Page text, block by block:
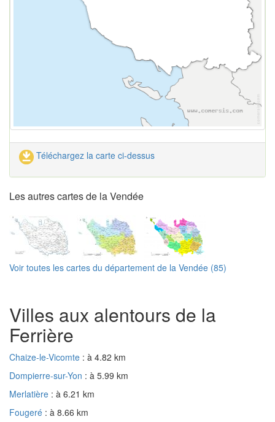
Téléchargez la carte ci-dessus
Les autres cartes de la Vendée
Voir toutes les cartes du département de la Vendée (85)
Villes aux alentours de la
Ferrière
Chaize-le-Vicomte : à 4.82 km
Dompierre-sur-Yon : à 5.99 km
Merlatière : à 6.21 km
Fougeré : à 8.66 km